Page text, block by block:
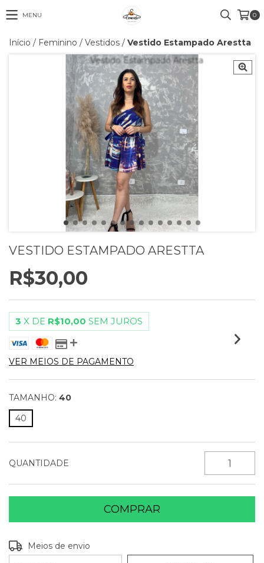
MENU 0
Início / Feminino / Vestidos / Vestido Estampado Arestta
VESTIDO ESTAMPADO ARESTTA
R$30,00
3 X DE R$10,00 SEM JUROS
VER MEIOS DE PAGAMENTO
TAMANHO: 40
40
QUANTIDADE
Entregas para o CEP:
Meios de envio